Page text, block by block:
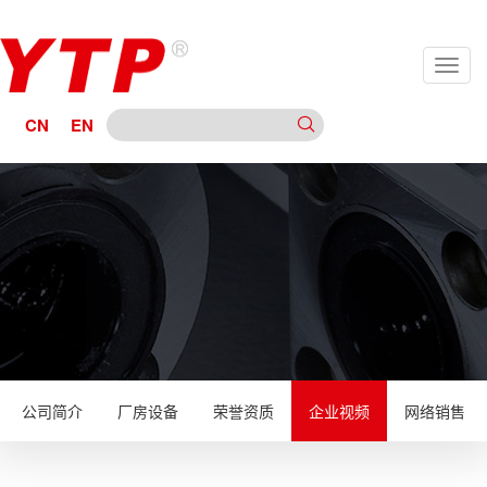
CN EN
公司简介 厂房设备 荣誉资质 企业视频 网络销售